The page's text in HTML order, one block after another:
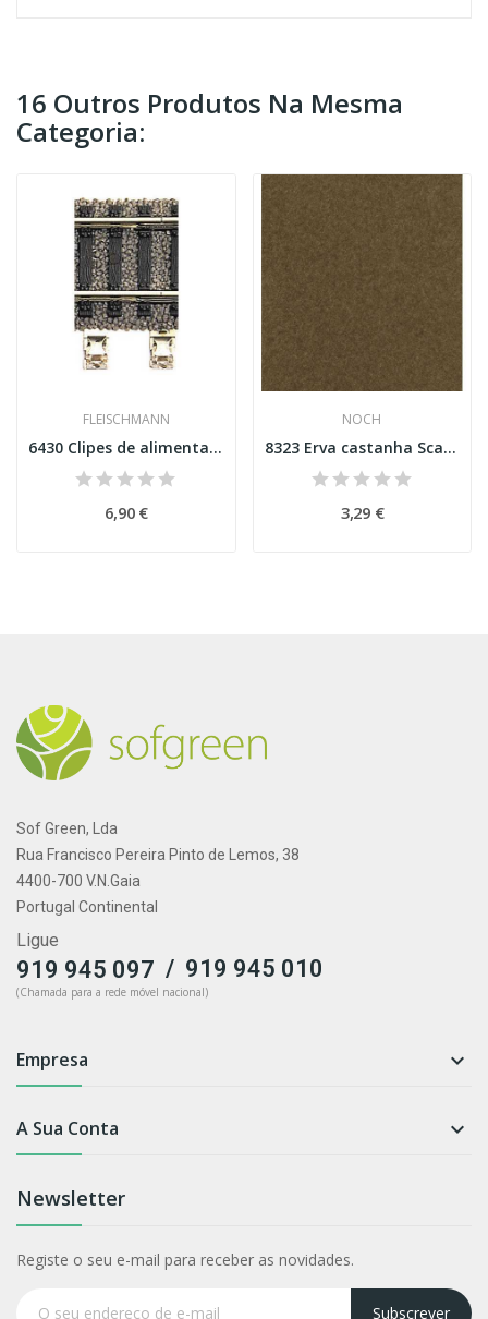
16 Outros Produtos Na Mesma
Categoria:
FLEISCHMANN
6430 Clipes de alimentação do carril (2 pólos)...
6,90 €
NOCH
8323 Erva castanha Scatter Grass "Brown"
3,29 €
Sof Green, Lda
Rua Francisco Pereira Pinto de Lemos, 38
4400-700 V.N.Gaia
Portugal Continental
Ligue
919 945 097 / 919 945 010
(Chamada para a rede móvel nacional)
Empresa 
A Sua Conta 
Newsletter
Registe o seu e-mail para receber as novidades.
Subscrever